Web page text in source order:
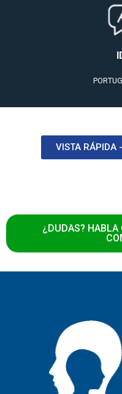
VISTA RÁPIDA
¿DUDAS? HABLA